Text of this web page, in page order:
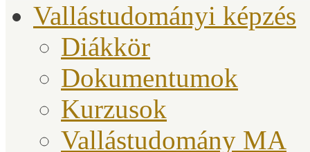
Vallástudományi képzés
Diákkör
Dokumentumok
Kurzusok
Vallástudomány MA